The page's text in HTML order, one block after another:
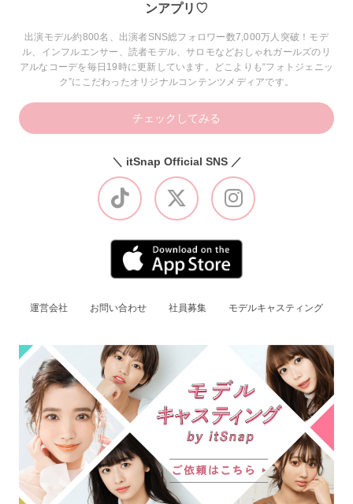
ンアプリ♡
出演モデル約800名、出演者SNS総フォロワー数7,000万人突破！モデ
ル、インフルエンサー、読者モデル、サロモなどおしゃれガールズのリ
アルなコーデを毎日19時に更新しています。どこよりも“フォトジェニッ
ク”にこだわったオリジナルコンテンツメディアです。
チェックしてみる
＼ itSnap Official SNS ／
運営会社 お問い合わせ 社員募集 モデルキャスティング